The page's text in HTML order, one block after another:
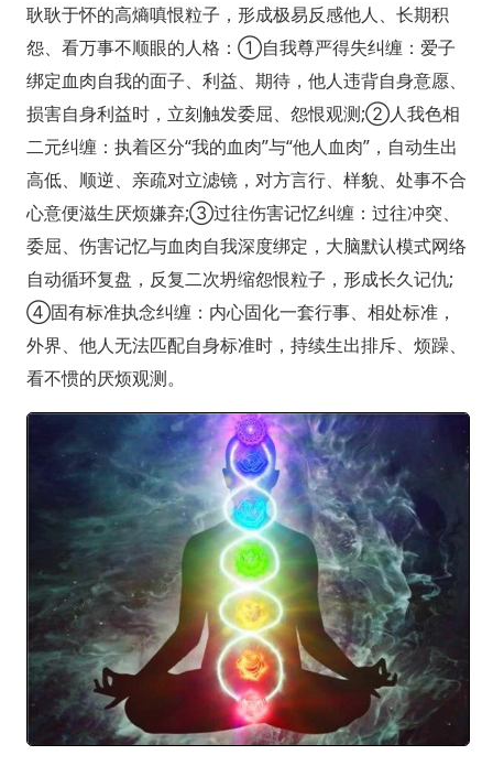
耿耿于怀的高熵嗔恨粒子，形成极易反感他人、长期积
怨、看万事不顺眼的人格：①自我尊严得失纠缠：爱子
绑定血肉自我的面子、利益、期待，他人违背自身意愿、
损害自身利益时，立刻触发委屈、怨恨观测;②人我色相
二元纠缠：执着区分“我的血肉”与“他人血肉”，自动生出
高低、顺逆、亲疏对立滤镜，对方言行、样貌、处事不合
心意便滋生厌烦嫌弃;③过往伤害记忆纠缠：过往冲突、
委屈、伤害记忆与血肉自我深度绑定，大脑默认模式网络
自动循环复盘，反复二次坍缩怨恨粒子，形成长久记仇;
④固有标准执念纠缠：内心固化一套行事、相处标准，
外界、他人无法匹配自身标准时，持续生出排斥、烦躁、
看不惯的厌烦观测。